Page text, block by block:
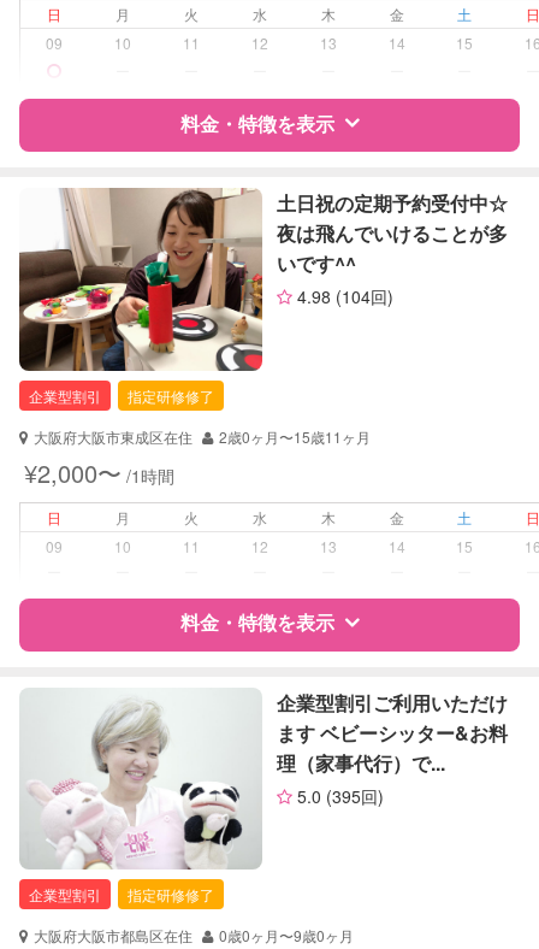
病児対応 病児、病後児、ともに不可
障がい児対応 対応可否は個別に相談
レッスン
音楽レッスン
絵・工作レッスン
定期予約 お引き受けしていません
お子様の撮影
（定期特典）
対応不可
日 月 火 水 木 金 土
09
10 11 12 13 14 15
料金・特徴を表示
特徴 料金 レビュー
サポートの特徴
資格
企業型割引対象(旧内閣府補助対象)
自治体届出済ベビーシッター
保育士
幼稚園教諭
夜間対応
お泊まり保育
病児対応 病児、病後児、ともに不可
障がい児対応 対応可否は個別に相談
音楽レッスン
定期予約 お引き受けしていません
お子様の撮影
（定期特典）
対応不可
土日祝の定期予約受付中☆
夜は飛んでいけることが多
いです^^
4.98 (104回)
企業型割引
指定研修修了
大阪府大阪市東成区在住
2歳0ヶ月〜15歳11ヶ月
¥2,000〜 /1時間
日 月 火 水 木 金 土
09
10 11 12 13 14 15
料金・特徴を表示
特徴 料金 レビュー
サポートの特徴
資格
企業型割引対象(旧内閣府補助対象)
自治体届出済ベビーシッター
全国保育サービス協会(ACSA)認定ベ
ビーシッター
企業型割引ご利用いただけ
ます ベビーシッター&お料
理（家事代行）で...
5.0 (395回)
企業型割引
指定研修修了
大阪府大阪市都島区在住
0歳0ヶ月〜9歳0ヶ月